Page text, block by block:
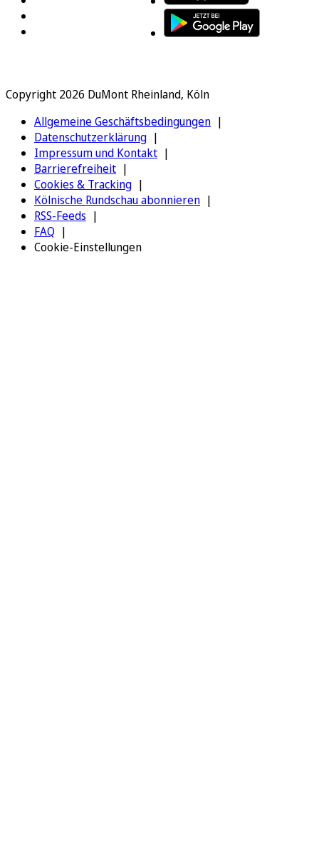
Copyright 2026 DuMont Rheinland, Köln
Allgemeine Geschäftsbedingungen
Datenschutzerklärung
Impressum und Kontakt
Barrierefreiheit
Cookies & Tracking
Kölnische Rundschau abonnieren
RSS-Feeds
FAQ
Cookie-Einstellungen